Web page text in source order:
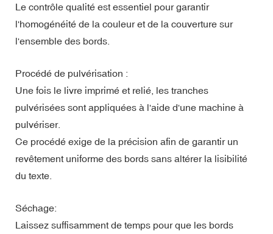
Le contrôle qualité est essentiel pour garantir
l'homogénéité de la couleur et de la couverture sur
l'ensemble des bords.
Procédé de pulvérisation :
Une fois le livre imprimé et relié, les tranches
pulvérisées sont appliquées à l'aide d'une machine à
pulvériser.
Ce procédé exige de la précision afin de garantir un
revêtement uniforme des bords sans altérer la lisibilité
du texte.
Séchage:
Laissez suffisamment de temps pour que les bords